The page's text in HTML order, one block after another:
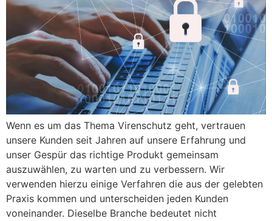
Wenn es um das Thema Virenschutz geht, vertrauen
unsere Kunden seit Jahren auf unsere Erfahrung und
unser Gespür das richtige Produkt gemeinsam
auszuwählen, zu warten und zu verbessern. Wir
verwenden hierzu einige Verfahren die aus der gelebten
Praxis kommen und unterscheiden jeden Kunden
voneinander. Dieselbe Branche bedeutet nicht